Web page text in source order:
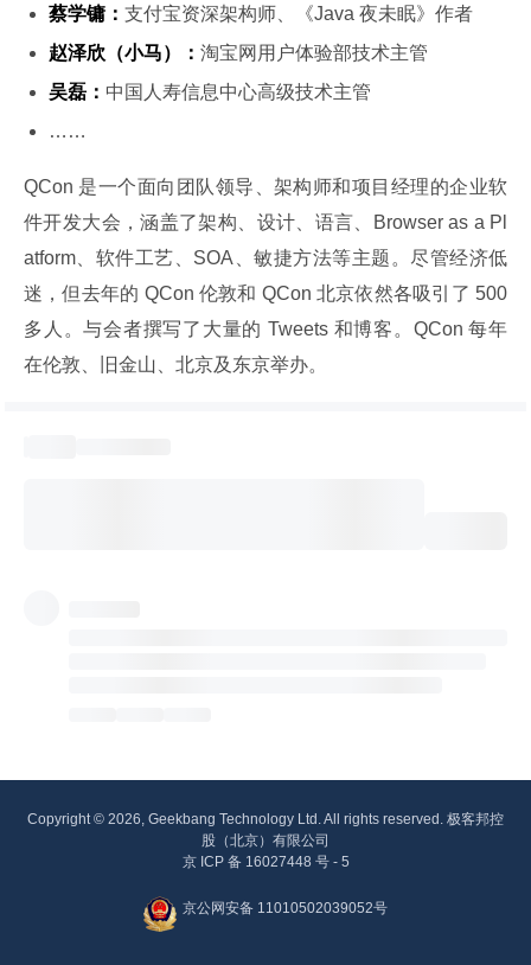
蔡学镛： 支付宝资深架构师、《Java 夜未眠》作者
赵泽欣（小马）： 淘宝网用户体验部技术主管
吴磊： 中国人寿信息中心高级技术主管
……
QCon 是一个面向团队领导、架构师和项目经理的企业软
件开发大会，涵盖了架构、设计、语言、Browser as a Pl
atform、软件工艺、SOA、敏捷方法等主题。尽管经济低
迷，但去年的 QCon 伦敦和 QCon 北京依然各吸引了 500
多人。与会者撰写了大量的 Tweets 和博客。QCon 每年
在伦敦、旧金山、北京及东京举办。
Copyright © 2026, Geekbang Technology Ltd. All rights reserved. 极客邦控
股（北京）有限公司
京 ICP 备 16027448 号 - 5
京公网安备 11010502039052号